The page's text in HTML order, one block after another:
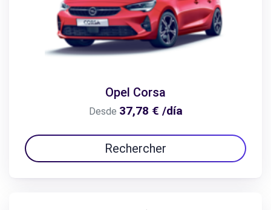
Opel Corsa
Desde 37,78 € /día
Rechercher